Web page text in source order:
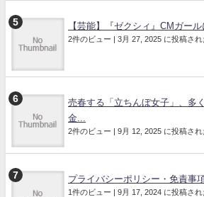
【芸能】『ゼクシィ』CMガール
2件のビュー | 3月 27, 2025 に投稿され
売春する「立ちんぼ女子」、多
金...
2件のビュー | 9月 12, 2025 に投稿され
プライバシーポリシー・免責事
1件のビュー | 9月 17, 2024 に投稿され